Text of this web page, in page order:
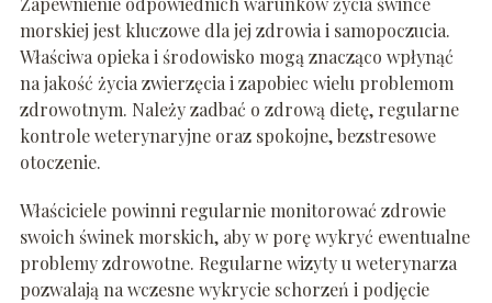
morskiej jest kluczowe dla jej zdrowia i samopoczucia.
Właściwa opieka i środowisko mogą znacząco wpłynąć
na jakość życia zwierzęcia i zapobiec wielu problemom
zdrowotnym. Należy zadbać o zdrową dietę, regularne
kontrole weterynaryjne oraz spokojne, bezstresowe
otoczenie.
Właściciele powinni regularnie monitorować zdrowie
swoich świnek morskich, aby w porę wykryć ewentualne
problemy zdrowotne. Regularne wizyty u weterynarza
pozwalają na wczesne wykrycie schorzeń i podjęcie